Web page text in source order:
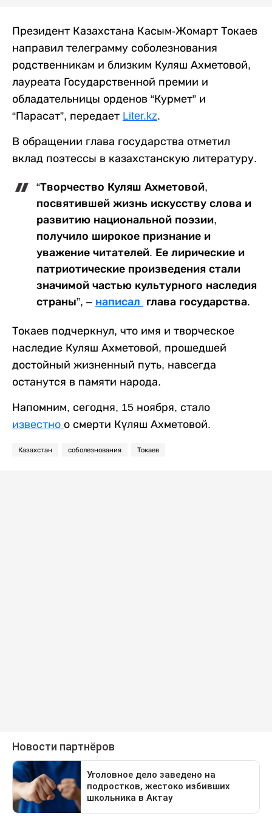
Президент Казахстана Касым-Жомарт Токаев
направил телеграмму соболезнования
родственникам и близким Куляш Ахметовой,
лауреата Государственной премии и
обладательницы орденов “Курмет” и
“Парасат”, передает Liter.kz.
В обращении глава государства отметил
вклад поэтессы в казахстанскую литературу.
“Творчество Куляш Ахметовой,
посвятившей жизнь искусству слова и
развитию национальной поэзии,
получило широкое признание и
уважение читателей. Ее лирические и
патриотические произведения стали
значимой частью культурного наследия
страны”, – написал глава государства.
Токаев подчеркнул, что имя и творческое
наследие Куляш Ахметовой, прошедшей
достойный жизненный путь, навсегда
останутся в памяти народа.
Напомним, сегодня, 15 ноября, стало
известно о смерти Күляш Ахметовой.
Казахстан соболезнования Токаев